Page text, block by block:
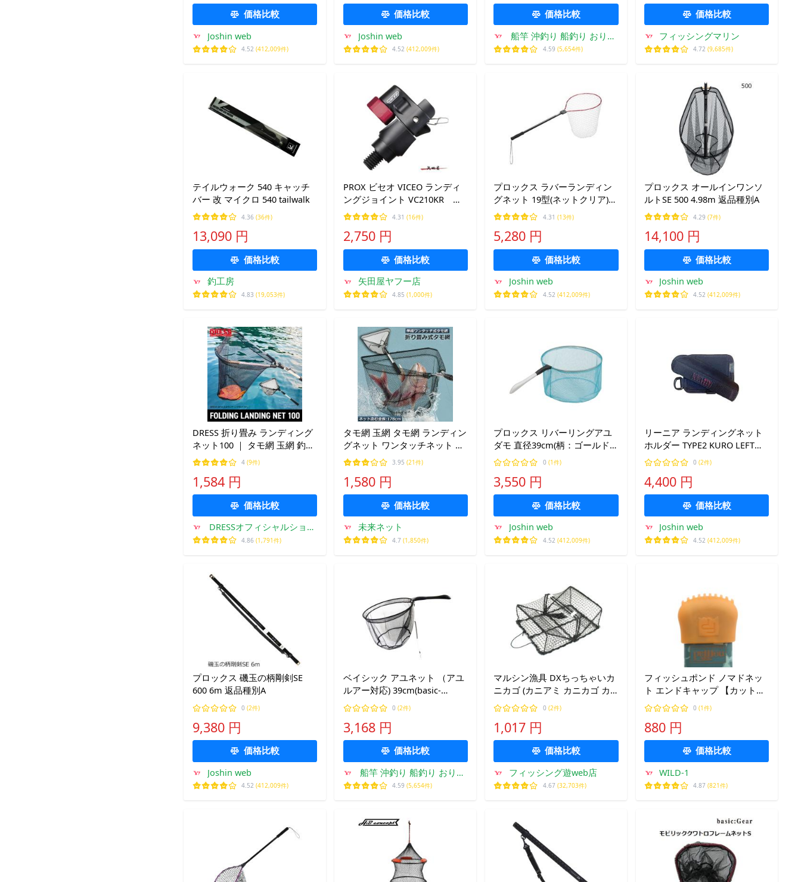
価格比較
Joshin web
4.52 (412,009件)
価格比較
Joshin web
4.52 (412,009件)
価格比較
船竿 沖釣り 船釣り おり釣
具 ヤフー店
4.59 (5,654件)
価格比較
フィッシングマリン
4.72 (9,685件)
テイルウォーク 540 キャッチ
バー 改 マイクロ 540 tailwalk
4.36 (36件)
13,090 円
価格比較
釣工房
4.83 (19,053件)
PROX ビセオ VICEO ランディ
ングジョイント VC210KR レ
ッド (8745)
4.31 (16件)
2,750 円
価格比較
矢田屋ヤフー店
4.85 (1,000件)
プロックス ラバーランディン
グネット 19型(ネットクリア)深
さ45cm 返品種別A
4.31 (13件)
5,280 円
価格比較
Joshin web
4.52 (412,009件)
プロックス オールインワンソ
ルトSE 500 4.98m 返品種別A
4.29 (7件)
14,100 円
価格比較
Joshin web
4.52 (412,009件)
DRESS 折り畳み ランディング
ネット100 ｜ タモ網 玉網 釣り
コンパクト 軽量 ワンタッチ 簡
単 フィッシング アミ ネット
伸縮 ラバー 折りたたみ たも
4 (9件)
1,584 円
価格比較
DRESSオフィシャルショッ
プ
4.86 (1,791件)
タモ網 玉網 タモ網 ランディン
グネット ワンタッチネット す
くい網 三角網 折りたたみ式 伸
縮式 アルミニウム合金製 調節
可能 軽量 滑り止め
3.95 (21件)
1,580 円
価格比較
未来ネット
4.7 (1,850件)
プロックス リバーリングアユ
ダモ 直径39cm(柄：ゴールド/
網：スカイブルー) 返品種別A
0 (1件)
3,550 円
価格比較
Joshin web
4.52 (412,009件)
リーニア ランディングネット
ホルダー TYPE2 KURO LEFT左
刺し用(ブラック) 返品種別A
0 (2件)
4,400 円
価格比較
Joshin web
4.52 (412,009件)
プロックス 磯玉の柄剛剣SE
600 6m 返品種別A
0 (2件)
9,380 円
価格比較
Joshin web
4.52 (412,009件)
ベイシック アユネット （アユ
ルアー対応) 39cm(basic-
082334)
0 (2件)
3,168 円
価格比較
船竿 沖釣り 船釣り おり釣
具 ヤフー店
4.59 (5,654件)
マルシン漁具 DXちっちゃいカ
ニカゴ (カニアミ カニカゴ カ
ニ網 カニ)
0 (2件)
1,017 円
価格比較
フィッシング遊web店
4.67 (32,703件)
フィッシュポンド ノマドネッ
ト エンドキャップ 【カットス
ロートオレンジ】
（fishpond）
0 (1件)
880 円
価格比較
WILD-1
4.87 (821件)